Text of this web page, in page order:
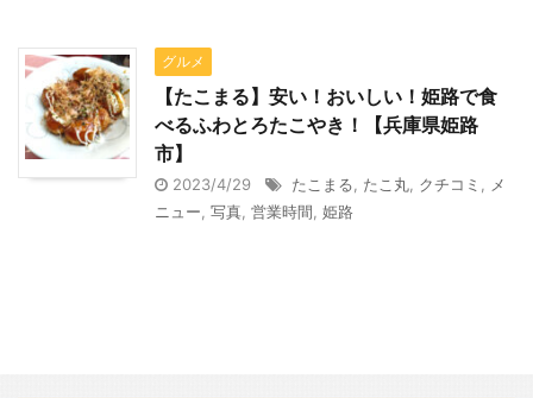
グルメ
【たこまる】安い！おいしい！姫路で食
べるふわとろたこやき！【兵庫県姫路
市】
2023/4/29 たこまる たこ丸 クチコミ
メ
ニュー 写真 営業時間 姫路